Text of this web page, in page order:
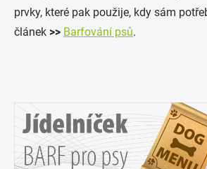
prvky, které pak použije, kdy sám
článek >> Barfování psů.